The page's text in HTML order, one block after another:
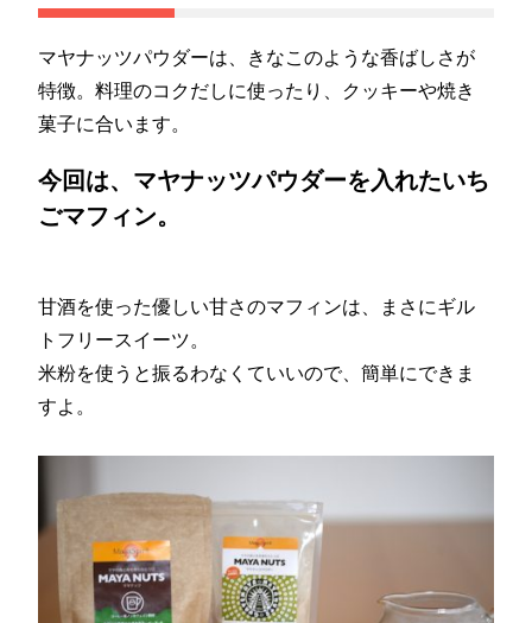
マヤナッツパウダーは、きなこのような香ばしさが
特徴。料理のコクだしに使ったり、クッキーや焼き
菓子に合います。
今回は、マヤナッツパウダーを入れたいち
ごマフィン。
甘酒を使った優しい甘さのマフィンは、まさにギル
トフリースイーツ。
米粉を使うと振るわなくていいので、簡単にできま
すよ。